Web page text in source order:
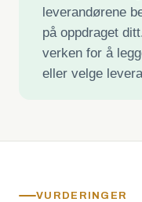
leverandørene
på oppdraget
verken for å
eller velge
VURDERINGER